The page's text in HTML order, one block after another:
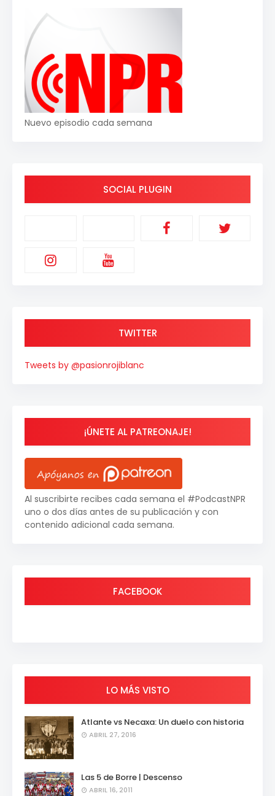
Nuevo episodio cada semana
SOCIAL PLUGIN
TWITTER
Tweets by @pasionrojiblanc
¡ÚNETE AL PATREONAJE!
Al suscribirte recibes cada semana el #PodcastNPR
uno o dos días antes de su publicación y con
contenido adicional cada semana.
FACEBOOK
LO MÁS VISTO
Atlante vs Necaxa: Un duelo con historia
ABRIL 27, 2016
Las 5 de Borre | Descenso
ABRIL 16, 2011